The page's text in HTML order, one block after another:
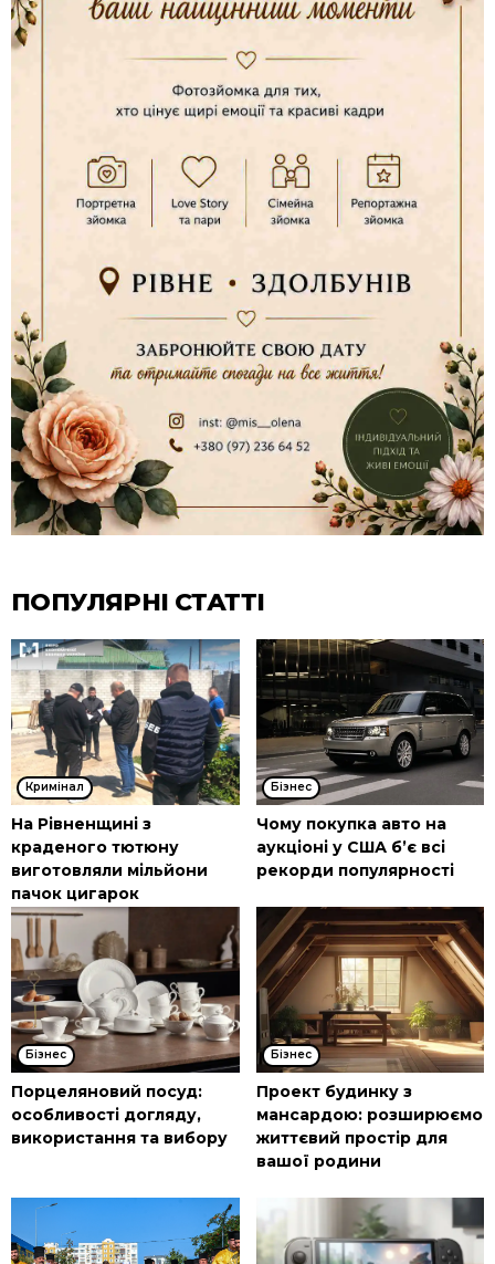
ПОПУЛЯРНІ СТАТТІ
Кримінал
На Рівненщині з
краденого тютюну
виготовляли мільйони
пачок цигарок
Бізнес
Чому покупка авто на
аукціоні у США б’є всі
рекорди популярності
Бізнес
Порцеляновий посуд:
особливості догляду,
використання та вибору
Бізнес
Проект будинку з
мансардою: розширюємо
життєвий простір для
вашої родини